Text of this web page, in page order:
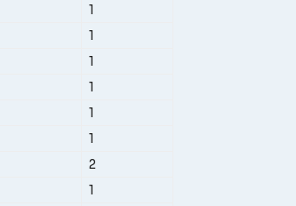
1
1
1
1
1
1
2
1